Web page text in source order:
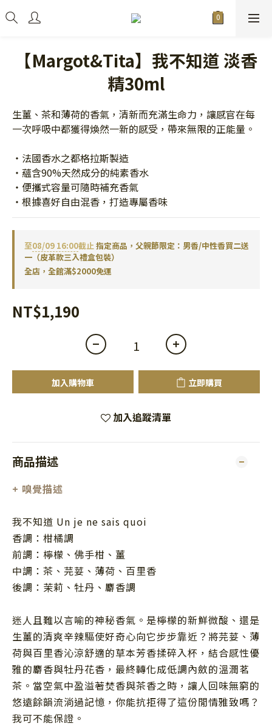
【Margot&Tita】我不知道 淡香
精30ml
生薑、茶和薄荷的香氣，清新而充滿生命力，讓感官在每
一次呼吸中都獲得煥然一新的感受，帶來無限的正能量。
・法國香水之都格拉斯製造
・蘊含90%天然成分的純素香水
・便攜式容量可隨時補充香氣
・根據喜好自由混香，打造專屬香味
至08/09 16:00截止指定商品，父親節限定：男香/中性香買二送
一（皮革款三入禮盒包裝）
全店，全館滿$2000免運
NT$1,190
加入購物車 立即購買
加入追蹤清單
商品描述
+ 嗅覺描述
我不知道 Un je ne sais quoi
香調：柑橘調
前調：檸檬、佛手柑、薑
中調：茶、芫荽、薄荷、百里香
後調：茉莉、牡丹、麝香調
迷人且難以言喻的神秘香氣。是檸檬的新鮮微酸、還是
生薑的清爽辛辣驅使好奇心向它步步靠近？將芫荽、薄
荷與百里香沁涼舒適的草本芳香揉碎入杯，結合感性優
雅的麝香與牡丹花香，最終轉化成低調內斂的溫潤茗
茶。當空氣中盈溢著焚香與茶香之時，讓人回味無窮的
悠遠餘韻流淌過記憶，你能抗拒得了這份閒情雅致嗎？
我可不能保證。